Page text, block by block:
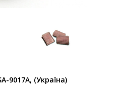
9017A, (Україна)